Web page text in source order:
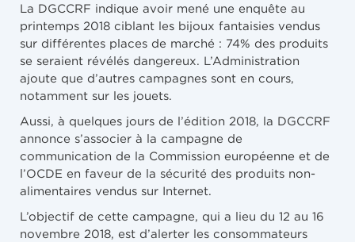
La DGCCRF indique avoir mené une enquête au
printemps 2018 ciblant les bijoux fantaisies vendus
sur différentes places de marché : 74% des produits
se seraient révélés dangereux. L’Administration
ajoute que d’autres campagnes sont en cours,
notamment sur les jouets.
Aussi, à quelques jours de l’édition 2018, la DGCCRF
annonce s’associer à la campagne de
communication de la Commission européenne et de
l’OCDE en faveur de la sécurité des produits non-
alimentaires vendus sur Internet.
L’objectif de cette campagne, qui a lieu du 12 au 16
novembre 2018, est d’alerter les consommateurs